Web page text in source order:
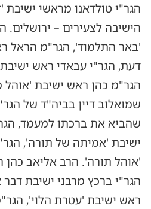
הגר"י טולדאנו מראשי
הישיבה לצעירים –
'באר התלמוד', הגר"מ הראל
דעת, הגר"י עבאדי ראש
הגר"מ כהן ראש ישיבת 'אוהל
שמואלוב דיין בביה"ד של
שהביא את ברכתו למעמד,
ישיבת 'אמיתה של תורה',
'אוהל תורה'. הרב אליאב
הגר"י ברכץ מרבני ישיבת
ראש ישיבת 'עטרת הלוי',